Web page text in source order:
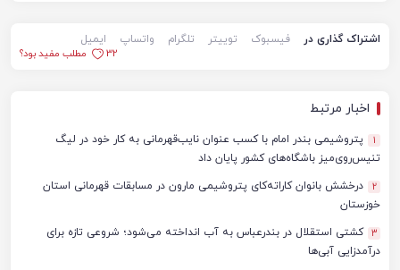
اشتراک گذاری در فیسبوک توییتر تلگرام واتساپ
ایمیل
32
مطلب مفید بود؟
اخبار مرتبط
1
پتروشیمی بندر امام با کسب عنوان نایب‌قهرمانی به کار خود در لیگ
تنیس‌روی‌میز باشگاه‌های کشور پایان داد
2
درخشش بانوان کاراته‌کای پتروشیمی مارون در مسابقات قهرمانی استان
خوزستان
3 کشتی استقلال در بندرعباس به آب انداخته می‌شود؛ شروعی تازه برای
درآمدزایی آبی‌ها